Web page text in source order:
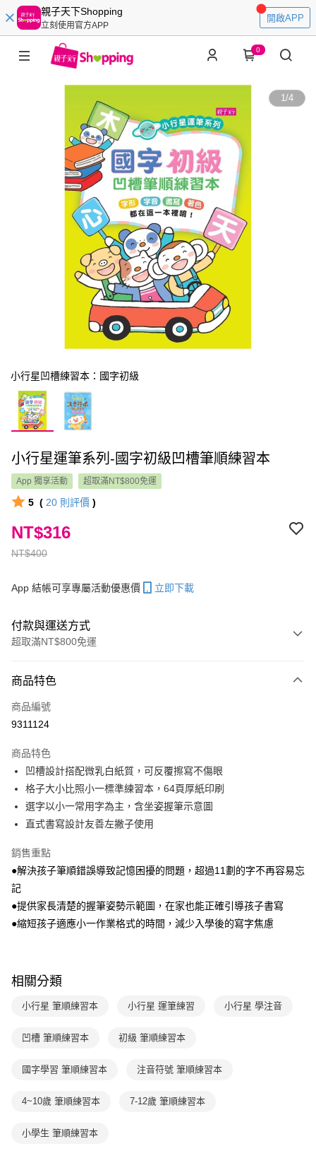
親子天下Shopping
立刻使用官方APP
開啟APP
0
1/4
小行星凹槽練習本：國字初級
小行星運筆系列-國字初級凹槽筆順練習本
App 獨享活動 超取滿NT$800免運
5 ( 20 則評價 )
NT$400
NT$316
App 結帳可享專屬活動優惠價 立即下載
付款與運送方式
超取滿NT$800免運
信用卡一次付款
LINE Pay
大哥付你分期
相關說明
【大哥付你分期使用說明】
1.本服務由台灣大哥大提供，台灣大哥大用戶可立即使用無須另外申請。
2.付款方式選擇「大哥付你分期」，訂單成立後會自動跳轉到大哥付的交易
成交易。
3.實際核准額度、可分期數及費用金額請依後續交易確認頁面所載為準。
4.訂單成立30分鐘內，如未前往確認交易或遇審核未通過，訂單將自動取
消。如遇「轉專審核」未通過狀況，表示未達大哥付你分期系統評分，恕無
法說明評估內容。
1.分期款項不併入電信帳單，「大哥付你分期」於每月結算日後寄送繳費提
1.本服務係由「台灣大哥大股份有限公司」（以下簡稱本公司）所提供，讓
2.基於同意付款使用「大哥付你分期」之契約關係目的，商店將以您的個人
由本公司與您本人進行分期帳單所需資料之確認、核對及更正。
AFTEE先享後付
相關說明
AFTEE先享後付是「在收到商品之後才付款」的支付方式。 讓您購物簡單
便利好安心！
１．簡單：不需註冊會員、不需綁卡、不需儲值。
２．便利：只要手機號碼，簡訊認證，即可結帳。
３．安心：先確認商品／服務後，再付款。
３．收到繳費通知簡訊後14天內，點擊此簡訊中的連結，可透過四大超商／
※ 請注意：結帳手續完成當下不需立刻繳費，但若您需要取消訂單，請聯絡
後付繳納相關費用。
客戶支援中心」https://netprotections.freshdesk.com/support/home
【注意事項】
權轉讓予恩沛科技股份有限公司。
ATM付款
運送方式
付款後全家取貨
每筆NT$70，滿NT$800(含以上)免運費
每筆NT$70，滿NT$800(含以上)免運費
國內宅配/郵寄 (不適用離島、海外及郵局i郵箱)
每筆NT$200
商品特色
商品編號
9311124
商品特色
凹槽設計搭配微乳白紙質，可反覆擦寫不傷眼
格子大小比照小一標準練習本，64頁厚紙印刷
選字以小一常用字為主，含坐姿握筆示意圖
直式書寫設計友善左撇子使用
銷售重點
●解決孩子筆順錯誤導致記憶困擾的問題，超過11劃的字不再容易忘
記
●提供家長清楚的握筆姿勢示範圖，在家也能正確引導孩子書寫
●縮短孩子適應小一作業格式的時間，減少入學後的寫字焦慮
相關分類
小行星 筆順練習本 小行星 運筆練習 小行星 學注音
凹槽 筆順練習本 初級 筆順練習本
國字學習 筆順練習本 注音符號 筆順練習本
4~10歲 筆順練習本 7-12歲 筆順練習本
小學生 筆順練習本